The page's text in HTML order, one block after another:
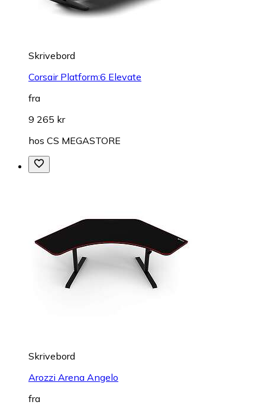
Skrivebord
Corsair Platform:6 Elevate
fra
9 265 kr
hos CS MEGASTORE
Skrivebord
Arozzi Arena Angelo
fra